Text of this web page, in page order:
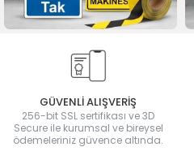
GÜVENLİ ALIŞVERİŞ
256-bit SSL sertifikası ve 3D
Secure ile kurumsal ve bireysel
ödemeleriniz güvence altında.